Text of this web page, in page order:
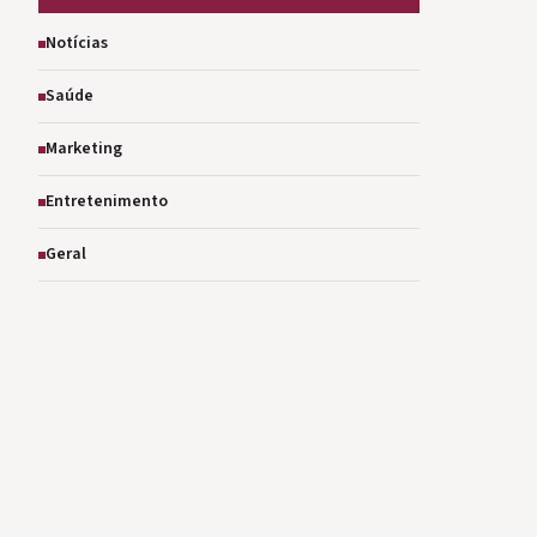
Notícias
Saúde
Marketing
Entretenimento
Geral